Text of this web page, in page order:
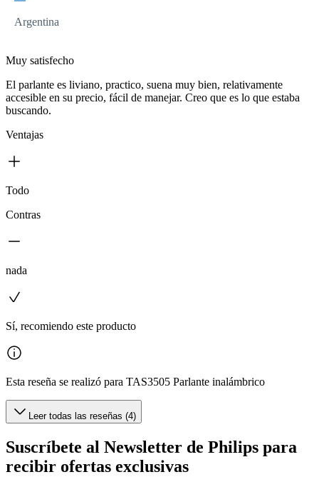
Argentina
Muy satisfecho
El parlante es liviano, practico, suena muy bien, relativamente
accesible en su precio, fácil de manejar. Creo que es lo que estaba
buscando.
Ventajas
Todo
Contras
nada
Sí, recomiendo este producto
Esta reseña se realizó para TAS3505 Parlante inalámbrico
Leer todas las reseñas (4)
Suscríbete al Newsletter de Philips para
recibir ofertas exclusivas